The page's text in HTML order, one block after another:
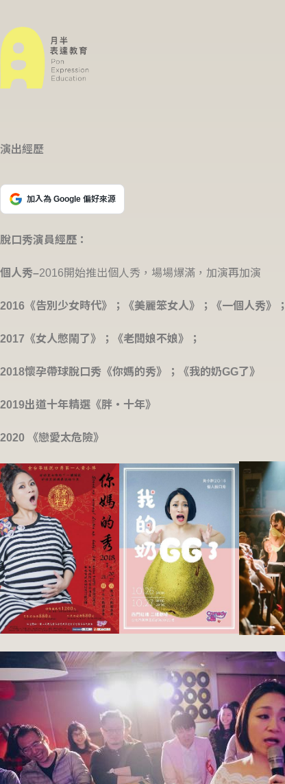
演出經歷
加入為 Google 偏好來源
脫口秀演員經歷：
個人秀–2016開始推出個人秀，場場爆滿，加演再加演
2016《告別少女時代》；《美麗笨女人》；《一個人秀》；
2017《女人憋鬧了》；《老闆娘不娘》；
2018懷孕帶球脫口秀《你媽的秀》；《我的奶GG了》
2019出道十年精選《胖‧十年》
2020 《戀愛太危險》